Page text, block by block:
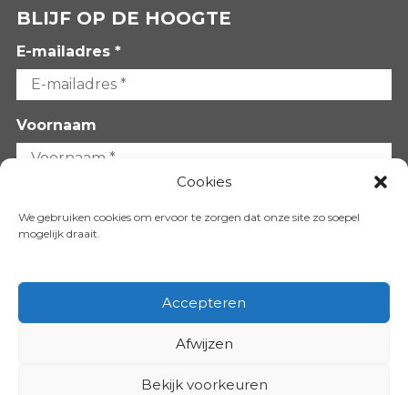
Cookies
We gebruiken cookies om ervoor te zorgen dat onze site zo soepel
mogelijk draait.
Accepteren
Afwijzen
Bekijk voorkeuren
BLIJF OP DE HOOGTE
E-mailadres *
Voornaam
VOLG ONS OP: